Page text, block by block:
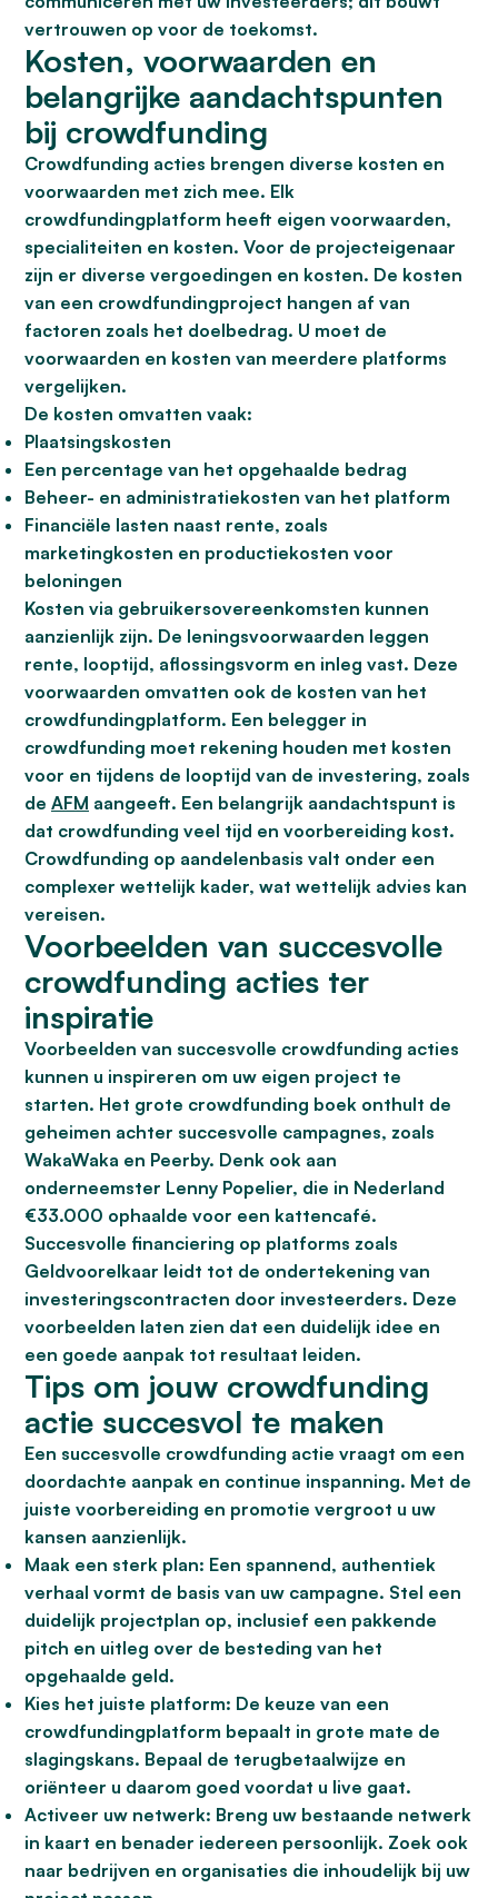
vertrouwen op voor de toekomst.
Kosten, voorwaarden en
belangrijke aandachtspunten
bij crowdfunding
Crowdfunding acties brengen diverse kosten en
voorwaarden met zich mee. Elk
crowdfundingplatform heeft eigen voorwaarden,
specialiteiten en kosten. Voor de projecteigenaar
zijn er diverse vergoedingen en kosten. De kosten
van een crowdfundingproject hangen af van
factoren zoals het doelbedrag. U moet de
voorwaarden en kosten van meerdere platforms
vergelijken.
De kosten omvatten vaak:
Plaatsingskosten
Een percentage van het opgehaalde bedrag
Beheer- en administratiekosten van het platform
Financiële lasten naast rente, zoals
marketingkosten en productiekosten voor
beloningen
Kosten via gebruikersovereenkomsten kunnen
aanzienlijk zijn. De leningsvoorwaarden leggen
rente, looptijd, aflossingsvorm en inleg vast. Deze
voorwaarden omvatten ook de kosten van het
crowdfundingplatform. Een belegger in
crowdfunding moet rekening houden met kosten
voor en tijdens de looptijd van de investering, zoals
de AFM aangeeft. Een belangrijk aandachtspunt is
dat crowdfunding veel tijd en voorbereiding kost.
Crowdfunding op aandelenbasis valt onder een
complexer wettelijk kader, wat wettelijk advies kan
vereisen.
Voorbeelden van succesvolle
crowdfunding acties ter
inspiratie
Voorbeelden van succesvolle crowdfunding acties
kunnen u inspireren om uw eigen project te
starten. Het grote crowdfunding boek onthult de
geheimen achter succesvolle campagnes, zoals
WakaWaka en Peerby. Denk ook aan
onderneemster Lenny Popelier, die in Nederland
€33.000 ophaalde voor een kattencafé.
Succesvolle financiering op platforms zoals
Geldvoorelkaar leidt tot de ondertekening van
investeringscontracten door investeerders. Deze
voorbeelden laten zien dat een duidelijk idee en
een goede aanpak tot resultaat leiden.
Tips om jouw crowdfunding
actie succesvol te maken
Een succesvolle crowdfunding actie vraagt om een
doordachte aanpak en continue inspanning. Met de
juiste voorbereiding en promotie vergroot u uw
kansen aanzienlijk.
Maak een sterk plan: Een spannend, authentiek
verhaal vormt de basis van uw campagne. Stel een
duidelijk projectplan op, inclusief een pakkende
pitch en uitleg over de besteding van het
opgehaalde geld.
Kies het juiste platform: De keuze van een
crowdfundingplatform bepaalt in grote mate de
slagingskans. Bepaal de terugbetaalwijze en
oriënteer u daarom goed voordat u live gaat.
Activeer uw netwerk: Breng uw bestaande netwerk
in kaart en benader iedereen persoonlijk. Zoek ook
naar bedrijven en organisaties die inhoudelijk bij uw